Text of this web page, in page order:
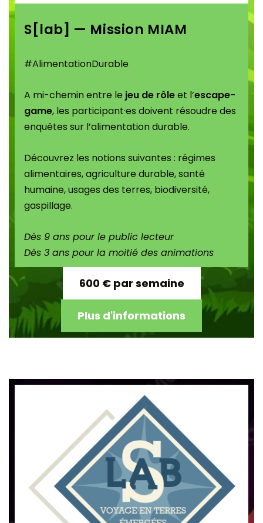
S[lab] — Mission MIAM
#AlimentationDurable
A mi-chemin entre lejeu de rôleet l’escape-
game, les participant·es doivent résoudre des
enquêtes sur l’alimentation durable.
Découvrez les notions suivantes : régimes
alimentaires, agriculture durable, santé
humaine, usages des terres, biodiversité,
gaspillage.
Dès 9 ans pour le public lecteur
Dès 3 ans pour la moitié des animations
600 € par semaine
Plus d'informations